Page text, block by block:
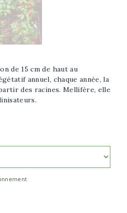
de 15 cm de haut au
annuel, chaque année, la
des racines. Mellifère, elle